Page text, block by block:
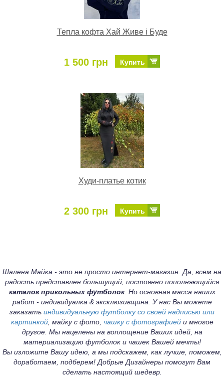
Тепла кофта Хай Живе і Буде
1 500 грн Купить
Худи-платье котик
2 300 грн Купить
Шалена Майка - это не просто интернет-магазин. Да, всем на
радость представлен большущий, постоянно пополняющийся
каталог прикольных футболок. Но основная масса наших
работ - индивидуалка & эксклюзивщина. У нас Вы можете
заказать индивидуальную футболку со своей надписью или
картинкой, майку с фото, чашку с фотографиейи многое
другое. Мы нацелены на воплощение Ваших идей, на
материализацию футболок и чашек Вашей мечты!
Вы изложите Вашу идею, а мы подскажем, как лучше, поможем,
доработаем, подберем! Добрые Дизайнеры помогут Вам
сделать настоящий шедевр.